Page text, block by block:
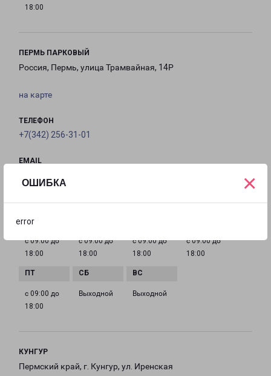
ОШИБКА
error
×
18:00
ПЕРМЬ ПАРКОВЫЙ
Россия, Пермь, улица Трамвайная, 14Р
на карте
ТЕЛЕФОН
+7(342) 256-31-01
EMAIL
ГРАФИК РАБОТЫ
с 09:00 до
18:00
с 09:00 до
18:00
с 09:00 до
18:00
с 09:00 до
18:00
с 09:00 до
18:00
Выходной Выходной
КУНГУР
Пермский край, г. Кунгур, ул. Иренская